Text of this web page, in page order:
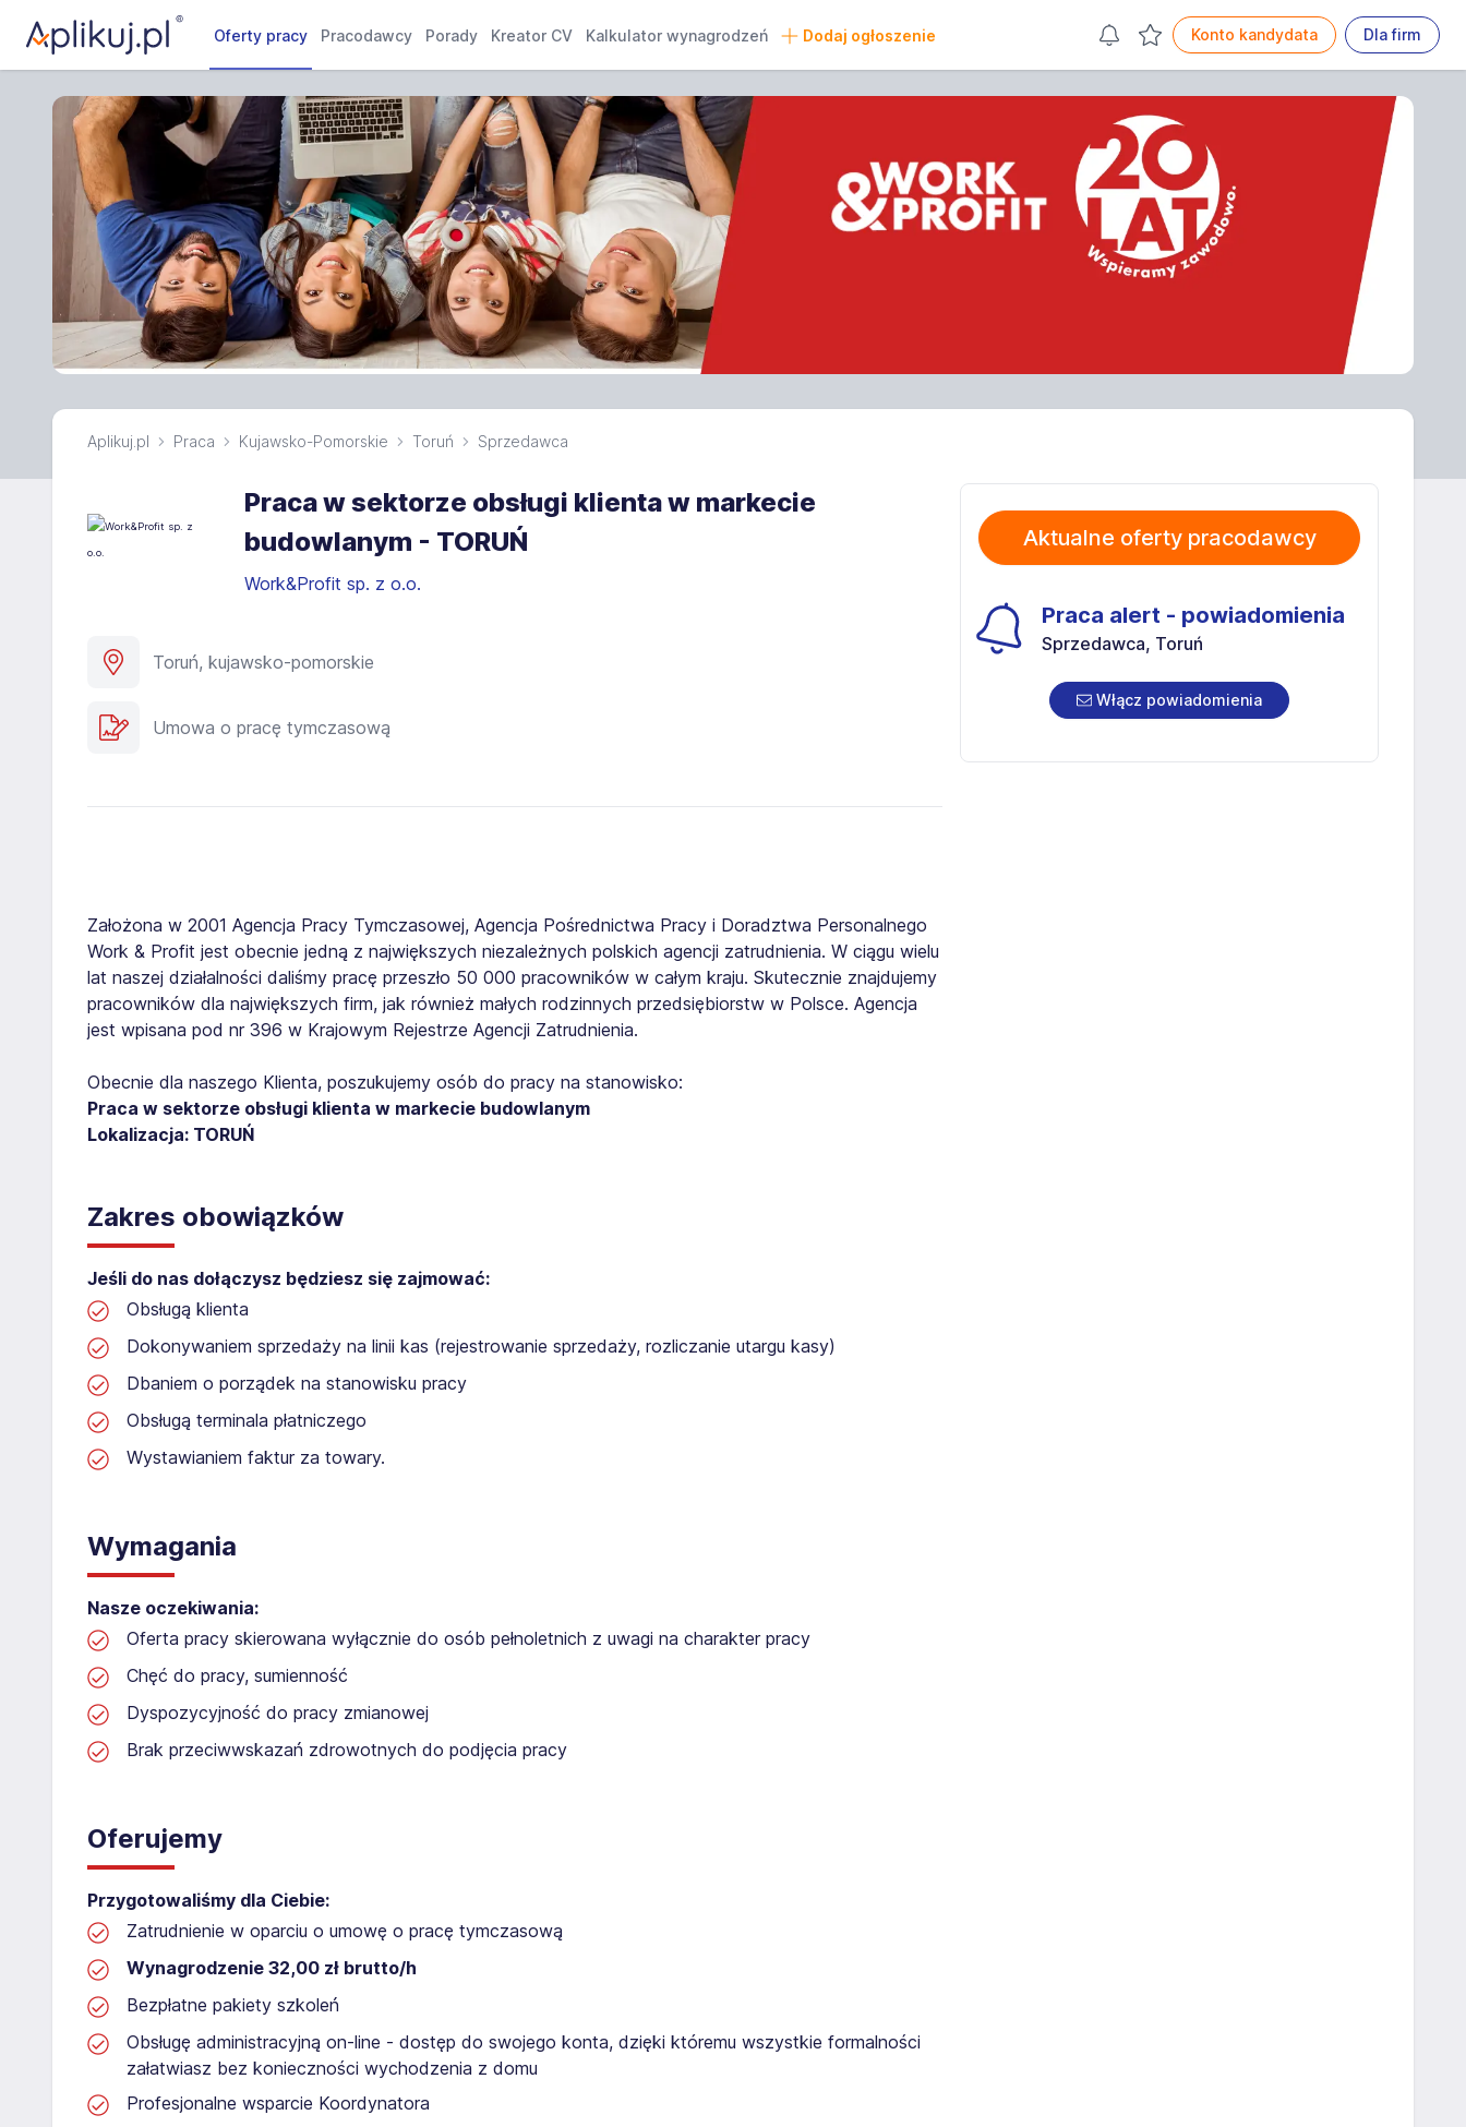
Oferty pracy Pracodawcy Porady Kreator CV Kalkulator wynagrodzeń Dodaj ogłoszenie Konto kandydata Dla firm
Aplikuj.pl Praca Kujawsko-Pomorskie Toruń Sprzedawca
Praca w sektorze obsługi klienta w markecie
budowlanym - TORUŃ
Work&Profit sp. z o.o.
Toruń, kujawsko-pomorskie
Umowa o pracę tymczasową
Założona w 2001 Agencja Pracy Tymczasowej, Agencja Pośrednictwa Pracy i Doradztwa Personalnego
Work & Profit jest obecnie jedną z największych niezależnych polskich agencji zatrudnienia. W ciągu wielu
lat naszej działalności daliśmy pracę przeszło 50 000 pracowników w całym kraju. Skutecznie znajdujemy
pracowników dla największych firm, jak również małych rodzinnych przedsiębiorstw w Polsce. Agencja
jest wpisana pod nr 396 w Krajowym Rejestrze Agencji Zatrudnienia.
Obecnie dla naszego Klienta, poszukujemy osób do pracy na stanowisko:
Praca w sektorze obsługi klienta w markecie budowlanym
Lokalizacja: TORUŃ
Zakres obowiązków
Jeśli do nas dołączysz będziesz się zajmować:
Obsługą klienta
Dokonywaniem sprzedaży na linii kas (rejestrowanie sprzedaży, rozliczanie utargu kasy)
Dbaniem o porządek na stanowisku pracy
Obsługą terminala płatniczego
Wystawianiem faktur za towary.
Wymagania
Nasze oczekiwania:
Oferta pracy skierowana wyłącznie do osób pełnoletnich z uwagi na charakter pracy
Chęć do pracy, sumienność
Dyspozycyjność do pracy zmianowej
Brak przeciwwskazań zdrowotnych do podjęcia pracy
Oferujemy
Przygotowaliśmy dla Ciebie:
Zatrudnienie w oparciu o umowę o pracę tymczasową
Wynagrodzenie 32,00 zł brutto/h
Bezpłatne pakiety szkoleń
Obsługę administracyjną on-line - dostęp do swojego konta, dzięki któremu wszystkie formalności
załatwiasz bez konieczności wychodzenia z domu
Profesjonalne wsparcie Koordynatora
Aktualne oferty pracodawcy
Praca alert - powiadomienia
Sprzedawca, Toruń
Włącz powiadomienia